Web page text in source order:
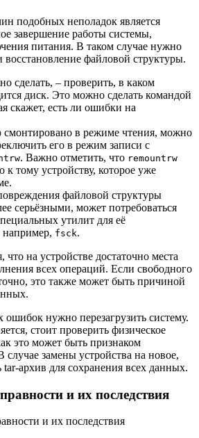
подобных неполадок является
завершение работы системы,
питания. В таком случае нужно
файловой структуры.
сделать, – проверить, в каком
диск. Это можно сделать командой
скажет, есть ли ошибки на
смонтировано в режиме чтения, можно
его в режим записи с
. Важно отметить, что remountrw
к тому устройству, которое уже
файловой структуры
серьёзными, может потребоваться
утилит для её
например, fsck.
что на устройстве достаточно места
всех операций. Если свободного
это также может быть причиной
ошибок нужно перезагрузить систему.
стоит проверить физическое
это может быть признаком
замены устройства на новое,
tar-архив для сохранения всех данных.
и их последствия